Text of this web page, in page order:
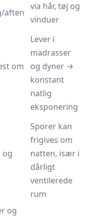
aften
via hår, tøj og
vinduer
om
Lever i
madrasser
og dyner →
konstant
natlig
eksponering
og
Sporer kan
frigives om
natten, især i
dårligt
ventilerede
rum
og